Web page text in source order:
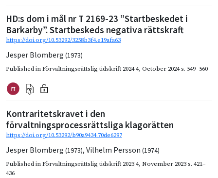
HD:s dom i mål nr T 2169-23 ”Startbeskedet i
Barkarby”. Startbeskeds negativa rättskraft
https://doi.org/10.53292/3258b3f4.e19afa63
Jesper Blomberg (1973)
Published inFörvaltningsrättslig tidskrift 2024 4, October 2024s. 549–560
Kontraritetskravet i den
förvaltningsprocessrättsliga klagorätten
https://doi.org/10.53292/b90a9434.70de6297
Jesper Blomberg (1973), Vilhelm Persson (1974)
Published inFörvaltningsrättslig tidskrift 2023 4, November 2023s. 421–
436